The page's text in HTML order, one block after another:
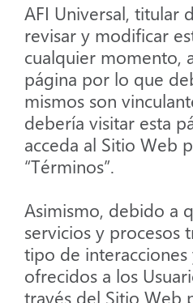
AFI Universal, titular
revisar y modificar
cualquier momento,
página por lo que
mismos son
debería visitar esta
acceda al Sitio Web
“Términos”.
Asimismo, debido a
servicios y procesos
tipo de
ofrecidos a los
través del Sitio Web